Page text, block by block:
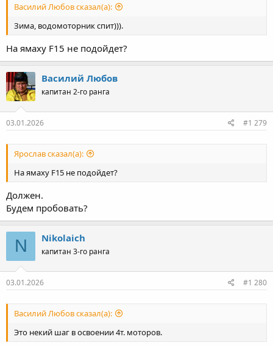
Василий Любов сказал(а):
Зима, водомоторник спит))).
На ямаху F15 не подойдет?
Василий Любов
капитан 2-го ранга
03.01.2026 #1 279
Ярослав сказал(а):
На ямаху F15 не подойдет?
Должен.
Будем пробовать?
N Nikolaich
капитан 3-го ранга
03.01.2026 #1 280
Василий Любов сказал(а):
Это некий шаг в освоении 4т. моторов.